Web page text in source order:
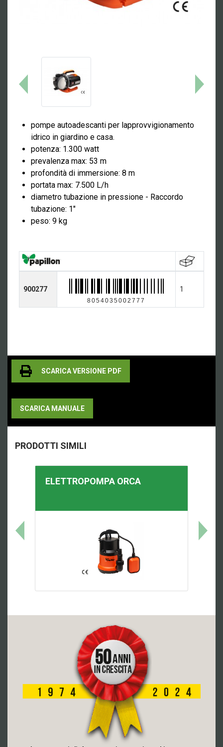
pompe autoadescanti per lapprovvigionamento
idrico in giardino e casa.
potenza: 1.300 watt
prevalenza max: 53 m
profondità di immersione: 8 m
portata max: 7.500 L/h
diametro tubazione in pressione - Raccordo
tubazione: 1"
peso: 9 kg
900277
8054035002777
1
SCARICA VERSIONE PDF
SCARICA MANUALE
PRODOTTI SIMILI
ELETTROPOMPA ORCA